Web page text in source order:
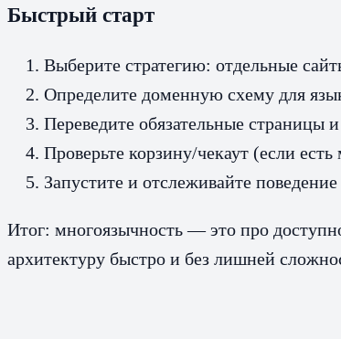
Быстрый старт
Выберите стратегию: отдельные
Определите доменную схему для
Переведите обязательные страницы
Проверьте корзину/чекаут (если
Запустите и отслеживайте
Итог: многоязычность — это про
архитектуру быстро и без лишней